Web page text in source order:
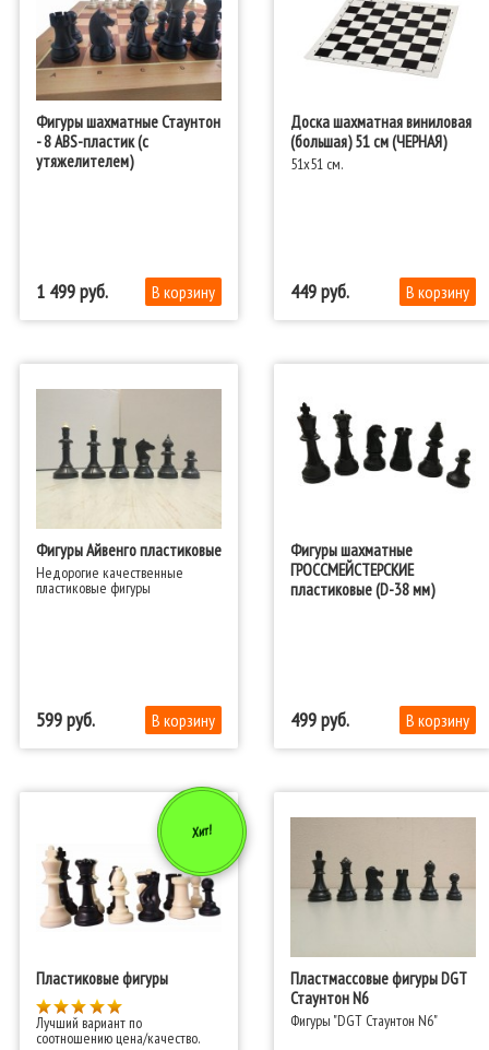
Фигуры шахматные Стаунтон
- 8 ABS-пластик (с
утяжелителем)
1 499
Доска шахматная виниловая
(большая) 51 см (ЧЕРНАЯ)
51x51 см.
449
Фигуры Айвенго пластиковые
Недорогие качественные
пластиковые фигуры
599
Фигуры шахматные
ГРОССМЕЙСТЕРСКИЕ
пластиковые (D-38 мм)
499
Хит!
Пластиковые фигуры
Лучший вариант по
соотношению цена/качество.
Пластмассовые фигуры DGT
Стаунтон N6
Фигуры "DGT Стаунтон N6"